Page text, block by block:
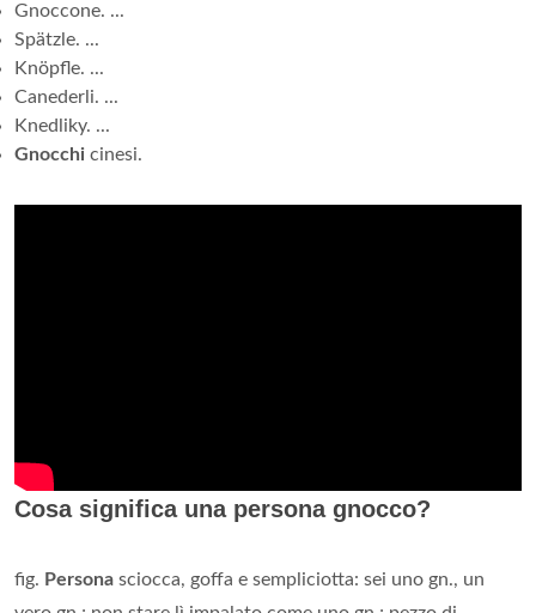
Gnoccone. ...
Spätzle. ...
Knöpfle. ...
Canederli. ...
Knedliky. ...
Gnocchi cinesi.
Cosa significa una persona gnocco?
fig. Persona sciocca, goffa e sempliciotta: sei uno gn., un